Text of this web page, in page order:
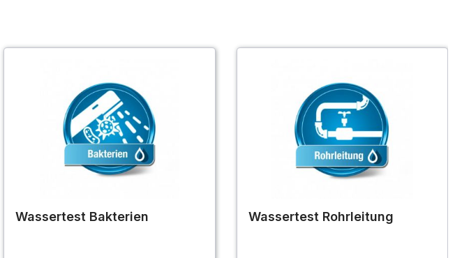
Wassertest Bakterien Wassertest Rohrleitung